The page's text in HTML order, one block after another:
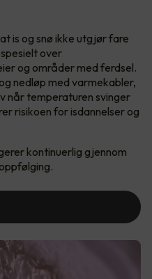
is og snø ikke utgjør fare
over
og områder med ferdsel.
nedløp med varmekabler,
når temperaturen svinger
risikoen for isdannelser og
kontinuerlig gjennom